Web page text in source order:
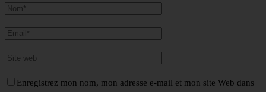
Enregistrez mon nom, mon adresse e-mail et mon site Web dans